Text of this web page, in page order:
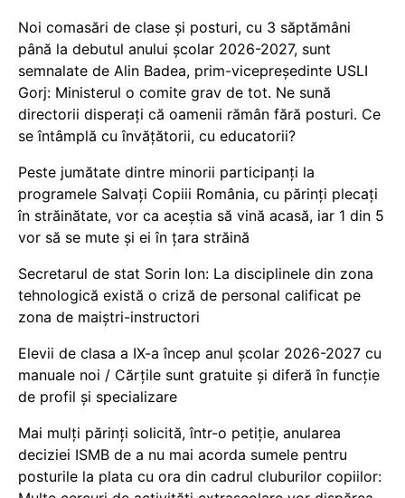
Noi comasări de clase și posturi, cu 3 săptămâni
până la debutul anului școlar 2026-2027, sunt
semnalate de Alin Badea, prim-vicepreședinte USLI
Gorj: Ministerul o comite grav de tot. Ne sună
directorii disperați că oamenii rămân fără posturi. Ce
se întâmplă cu învățătorii, cu educatorii?
Peste jumătate dintre minorii participanți la
programele Salvați Copiii România, cu părinți plecați
în străinătate, vor ca aceștia să vină acasă, iar 1 din 5
vor să se mute și ei în țara străină
Secretarul de stat Sorin Ion: La disciplinele din zona
tehnologică există o criză de personal calificat pe
zona de maiștri-instructori
Elevii de clasa a IX-a încep anul școlar 2026-2027 cu
manuale noi / Cărțile sunt gratuite și diferă în funcție
de profil și specializare
Mai mulți părinți solicită, într-o petiție, anularea
deciziei ISMB de a nu mai acorda sumele pentru
posturile la plata cu ora din cadrul cluburilor copiilor: